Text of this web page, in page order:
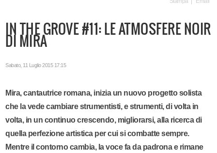
IN THE GROVE #11: LE ATMOSFERE NOIR
DI MIRA
Sabato, 11 Luglio 2015 17:15
Mira, cantautrice romana, inizia un nuovo progetto solista
che la vede cambiare strumentisti, e strumenti, di volta in
volta, in un continuo crescendo, migliorarsi, alla ricerca di
quella perfezione artistica per cui si combatte sempre.
Mentre il contorno cambia, la voce fa da padrona e rimane